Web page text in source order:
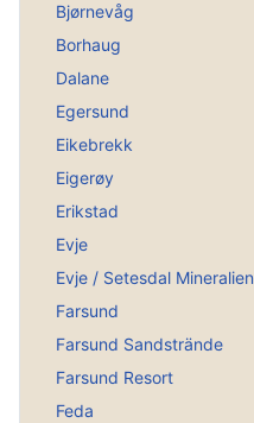
Bjørnevåg
Borhaug
Dalane
Egersund
Eikebrekk
Eigerøy
Erikstad
Evje
Evje / Setesdal Mineralien
Farsund
Farsund Sandstrände
Farsund Resort
Feda